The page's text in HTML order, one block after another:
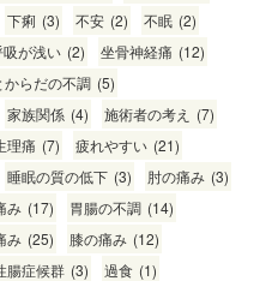
下痢 (3) 不安 (2) 不眠 (2)
吸が浅い (2) 坐骨神経痛 (12)
らだの不調 (5)
家族関係 (4) 施術者の考え (7)
理痛 (7) 疲れやすい (21)
睡眠の質の低下 (3) 肘の痛み (3)
み (17) 胃腸の不調 (14)
み (25) 膝の痛み (12)
腸症候群 (3) 過食 (1)